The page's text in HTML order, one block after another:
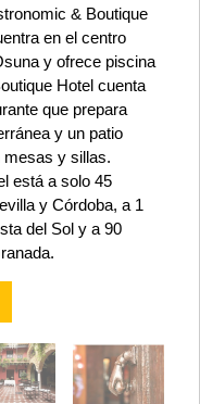
& Boutique
en el centro
y ofrece piscina
Hotel cuenta
que prepara
y un patio
mesas y sillas.
está a solo 45
y Córdoba, a 1
del Sol y a 90